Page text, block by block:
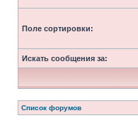
Поле сортировки:
Искать сообщения за:
Список форумов